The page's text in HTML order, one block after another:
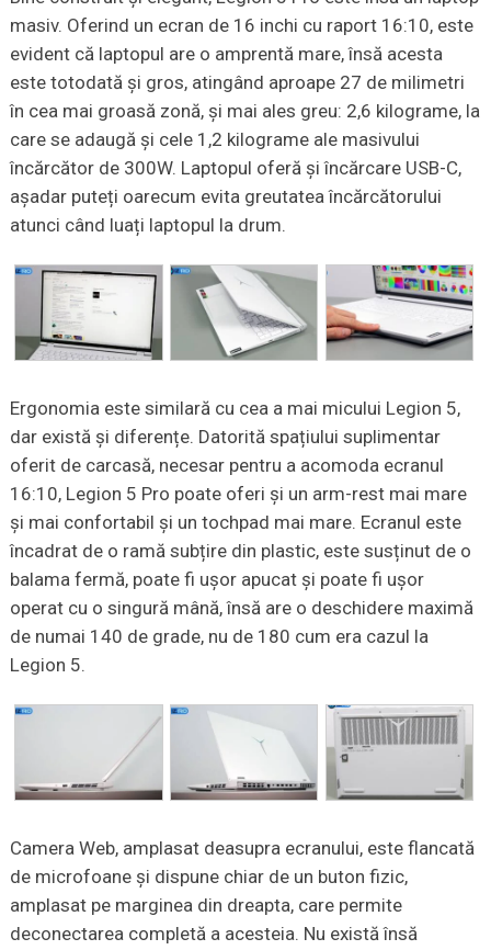
masiv. Oferind un ecran de 16 inchi cu raport 16:10, este
evident că laptopul are o amprentă mare, însă acesta
este totodată și gros, atingând aproape 27 de milimetri
în cea mai groasă zonă, și mai ales greu: 2,6 kilograme, la
care se adaugă și cele 1,2 kilograme ale masivului
încărcător de 300W. Laptopul oferă și încărcare USB-C,
așadar puteți oarecum evita greutatea încărcătorului
atunci când luați laptopul la drum.
Ergonomia este similară cu cea a mai micului Legion 5,
dar există și diferențe. Datorită spațiului suplimentar
oferit de carcasă, necesar pentru a acomoda ecranul
16:10, Legion 5 Pro poate oferi și un arm-rest mai mare
și mai confortabil și un tochpad mai mare. Ecranul este
încadrat de o ramă subțire din plastic, este susținut de o
balama fermă, poate fi ușor apucat și poate fi ușor
operat cu o singură mână, însă are o deschidere maximă
de numai 140 de grade, nu de 180 cum era cazul la
Legion 5.
Camera Web, amplasat deasupra ecranului, este flancată
de microfoane și dispune chiar de un buton fizic,
amplasat pe marginea din dreapta, care permite
deconectarea completă a acesteia. Nu există însă